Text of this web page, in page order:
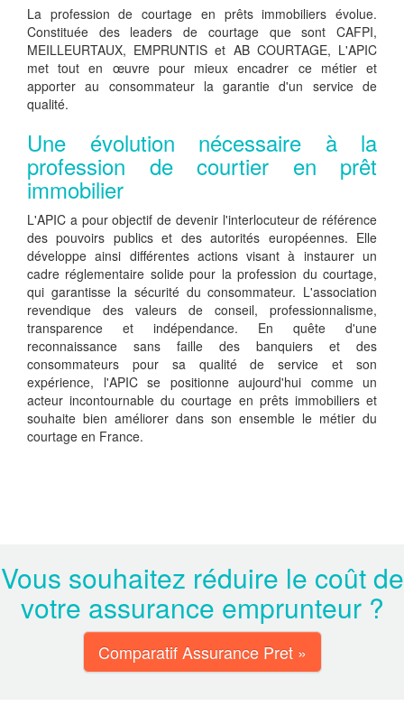
La profession de courtage en prêts immobiliers évolue.
Constituée des leaders de courtage que sont CAFPI,
MEILLEURTAUX, EMPRUNTIS et AB COURTAGE, L'APIC
met tout en œuvre pour mieux encadrer ce métier et
apporter au consommateur la garantie d'un service de
qualité.
Une évolution nécessaire à la
profession de courtier en prêt
immobilier
L'APIC a pour objectif de devenir l'interlocuteur de référence
des pouvoirs publics et des autorités européennes. Elle
développe ainsi différentes actions visant à instaurer un
cadre réglementaire solide pour la profession du courtage,
qui garantisse la sécurité du consommateur. L'association
revendique des valeurs de conseil, professionnalisme,
transparence et indépendance. En quête d'une
reconnaissance sans faille des banquiers et des
consommateurs pour sa qualité de service et son
expérience, l'APIC se positionne aujourd'hui comme un
acteur incontournable du courtage en prêts immobiliers et
souhaite bien améliorer dans son ensemble le métier du
courtage en France.
Vous souhaitez réduire le coût de
votre assurance emprunteur ?
Comparatif Assurance Pret »